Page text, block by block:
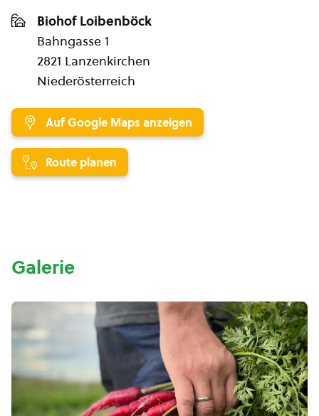
Biohof Loibenböck
Bahngasse 1
2821 Lanzenkirchen
Niederösterreich
Auf Google Maps anzeigen
Route planen
Galerie